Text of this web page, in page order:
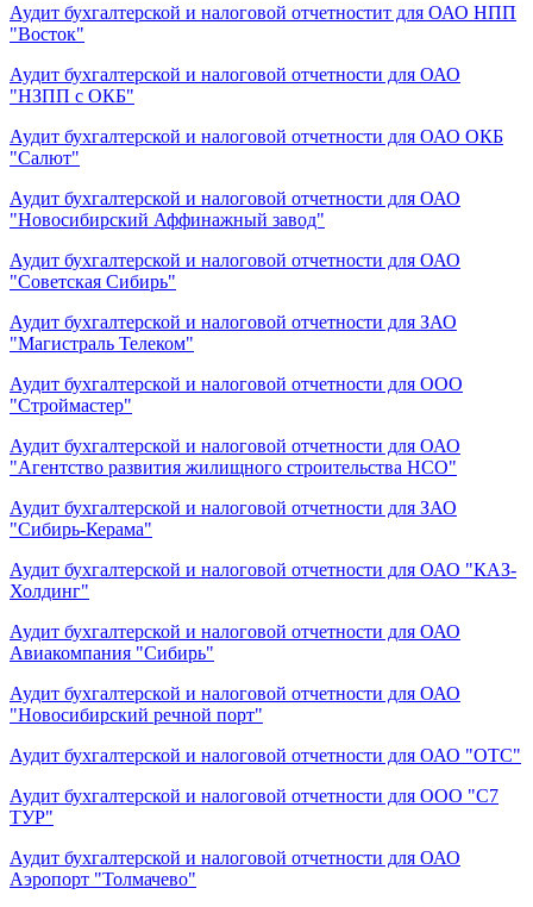
Аудит бухгалтерской и налоговой отчетностит для ОАО НПП
"Восток"
Аудит бухгалтерской и налоговой отчетности для ОАО
"НЗПП с ОКБ"
Аудит бухгалтерской и налоговой отчетности для ОАО ОКБ
"Салют"
Аудит бухгалтерской и налоговой отчетности для ОАО
"Новосибирский Аффинажный завод"
Аудит бухгалтерской и налоговой отчетности для ОАО
"Советская Сибирь"
Аудит бухгалтерской и налоговой отчетности для ЗАО
"Магистраль Телеком"
Аудит бухгалтерской и налоговой отчетности для ООО
"Строймастер"
Аудит бухгалтерской и налоговой отчетности для ОАО
"Агентство развития жилищного строительства НСО"
Аудит бухгалтерской и налоговой отчетности для ЗАО
"Сибирь-Керама"
Аудит бухгалтерской и налоговой отчетности для ОАО "КАЗ-
Холдинг"
Аудит бухгалтерской и налоговой отчетности для ОАО
Авиакомпания "Сибирь"
Аудит бухгалтерской и налоговой отчетности для ОАО
"Новосибирский речной порт"
Аудит бухгалтерской и налоговой отчетности для ОАО "ОТС"
Аудит бухгалтерской и налоговой отчетности для ООО "С7
ТУР"
Аудит бухгалтерской и налоговой отчетности для ОАО
Аэропорт "Толмачево"